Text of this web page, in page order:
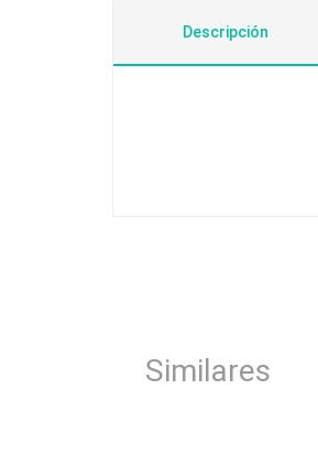
Descripción
Similares